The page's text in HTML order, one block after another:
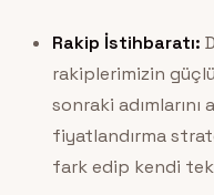
Rakip İstihbaratı:
rakiplerimizin
sonraki adımlarını
fiyatlandırma
fark edip kendi